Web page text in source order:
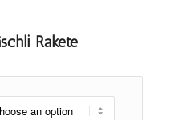
Rakete